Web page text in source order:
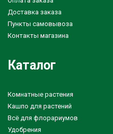
Доставка заказа
Пункты самовывоза
Контакты магазина
Каталог
Комнатные растения
Кашпо для растений
Всё для флорариумов
Удобрения